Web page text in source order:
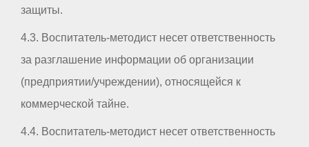
защиты.
4.3. Воспитатель-методист несет ответственность
за разглашение информации об организации
(предприятии/учреждении), относящейся к
коммерческой тайне.
4.4. Воспитатель-методист несет ответственность